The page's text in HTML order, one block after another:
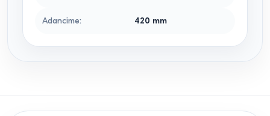
Adancime: 420 mm